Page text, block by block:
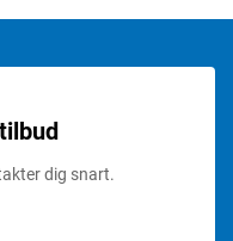
dig snart.